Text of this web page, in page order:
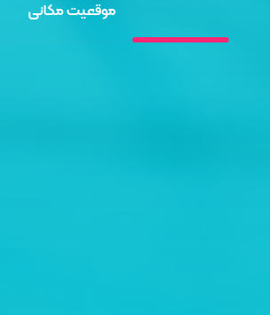
موقعیت مکانی